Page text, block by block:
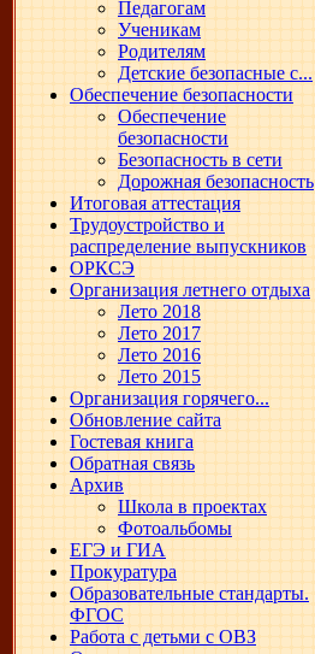
Педагогам
Ученикам
Родителям
Детские безопасные с...
Обеспечение безопасности
Обеспечение
безопасности
Безопасность в сети
Дорожная безопасность
Итоговая аттестация
Трудоустройство и
распределение выпускников
ОРКСЭ
Организация летнего отдыха
Лето 2018
Лето 2017
Лето 2016
Лето 2015
Организация горячего...
Обновление сайта
Гостевая книга
Обратная связь
Архив
Школа в проектах
Фотоальбомы
ЕГЭ и ГИА
Прокуратура
Образовательные стандарты.
ФГОС
Работа с детьми с ОВЗ